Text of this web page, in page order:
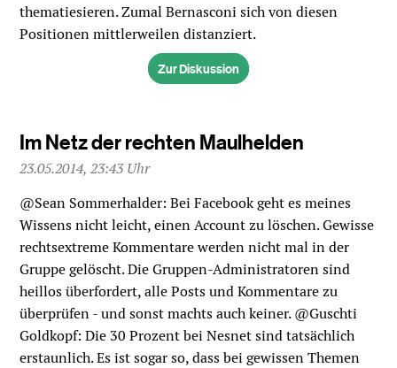
thematiesieren. Zumal Bernasconi sich von diesen
Positionen mittlerweilen distanziert.
Zur Diskussion
Im Netz der rechten Maulhelden
23.05.2014, 23:43 Uhr
@Sean Sommerhalder: Bei Facebook geht es meines
Wissens nicht leicht, einen Account zu löschen. Gewisse
rechtsextreme Kommentare werden nicht mal in der
Gruppe gelöscht. Die Gruppen-Administratoren sind
heillos überfordert, alle Posts und Kommentare zu
überprüfen - und sonst machts auch keiner. @Guschti
Goldkopf: Die 30 Prozent bei Nesnet sind tatsächlich
erstaunlich. Es ist sogar so, dass bei gewissen Themen